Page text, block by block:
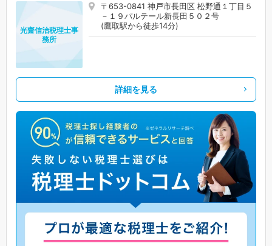
〒653-0841 神戸市長田区 松野通１丁目５
－１９パルテール新長田５０２号
(鷹取駅から徒歩14分)
光齋信治税理士事
務所
詳細を見る